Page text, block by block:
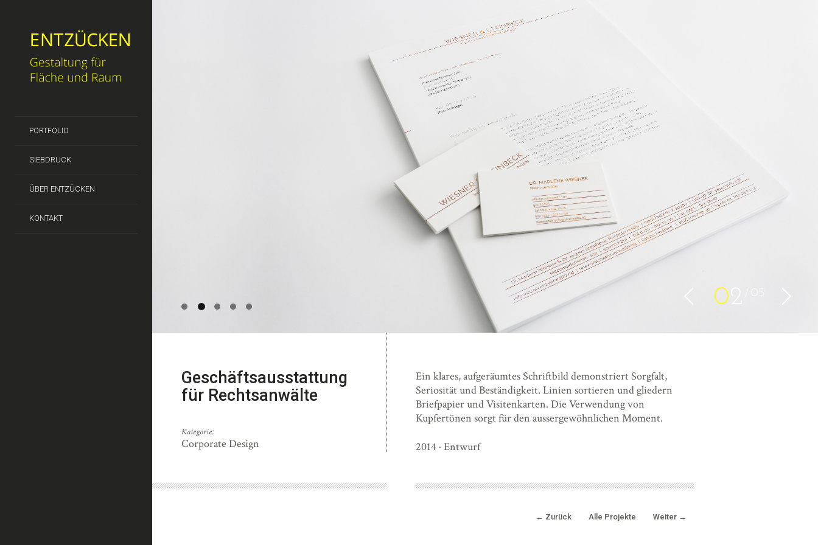
PORTFOLIO
SIEBDRUCK
ÜBER ENTZÜCKEN
KONTAKT
0
Geschäftsausstattung
für Rechtsanwälte
Kategorie:
Corporate Design
Ein klares, aufgeräumtes Schriftbild demonstriert Sorgfalt,
Seriosität und Beständigkeit. Linien sortieren und gliedern
Briefpapier und Visitenkarten. Die Verwendung von
Kupfertönen sorgt für den aussergewöhnlichen Moment.
2014 · Entwurf
← Zurück Alle Projekte Weiter →